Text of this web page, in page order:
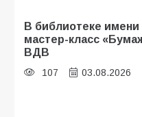
В библиотеке
мастер-класс
ВДВ
107 03.08.2026